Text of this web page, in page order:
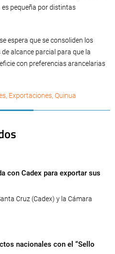
pequeña por distintas
espera que se consoliden los
alcance parcial para que la
con preferencias arancelarias
, Exportaciones, Quinua
con Cadex para exportar sus
Cruz (Cadex) y la Cámara
nacionales con el “Sello